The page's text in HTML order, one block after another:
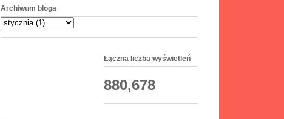
Archiwum bloga
Łączna liczba wyświetleń
880,678